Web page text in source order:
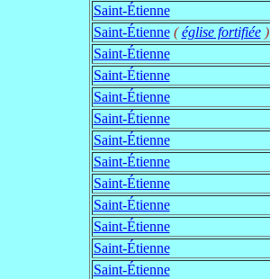
Saint-Étienne
Saint-Étienne(église fortifiée)
Saint-Étienne
Saint-Étienne
Saint-Étienne
Saint-Étienne
Saint-Étienne
Saint-Étienne
Saint-Étienne
Saint-Étienne
Saint-Étienne
Saint-Étienne
Saint-Étienne